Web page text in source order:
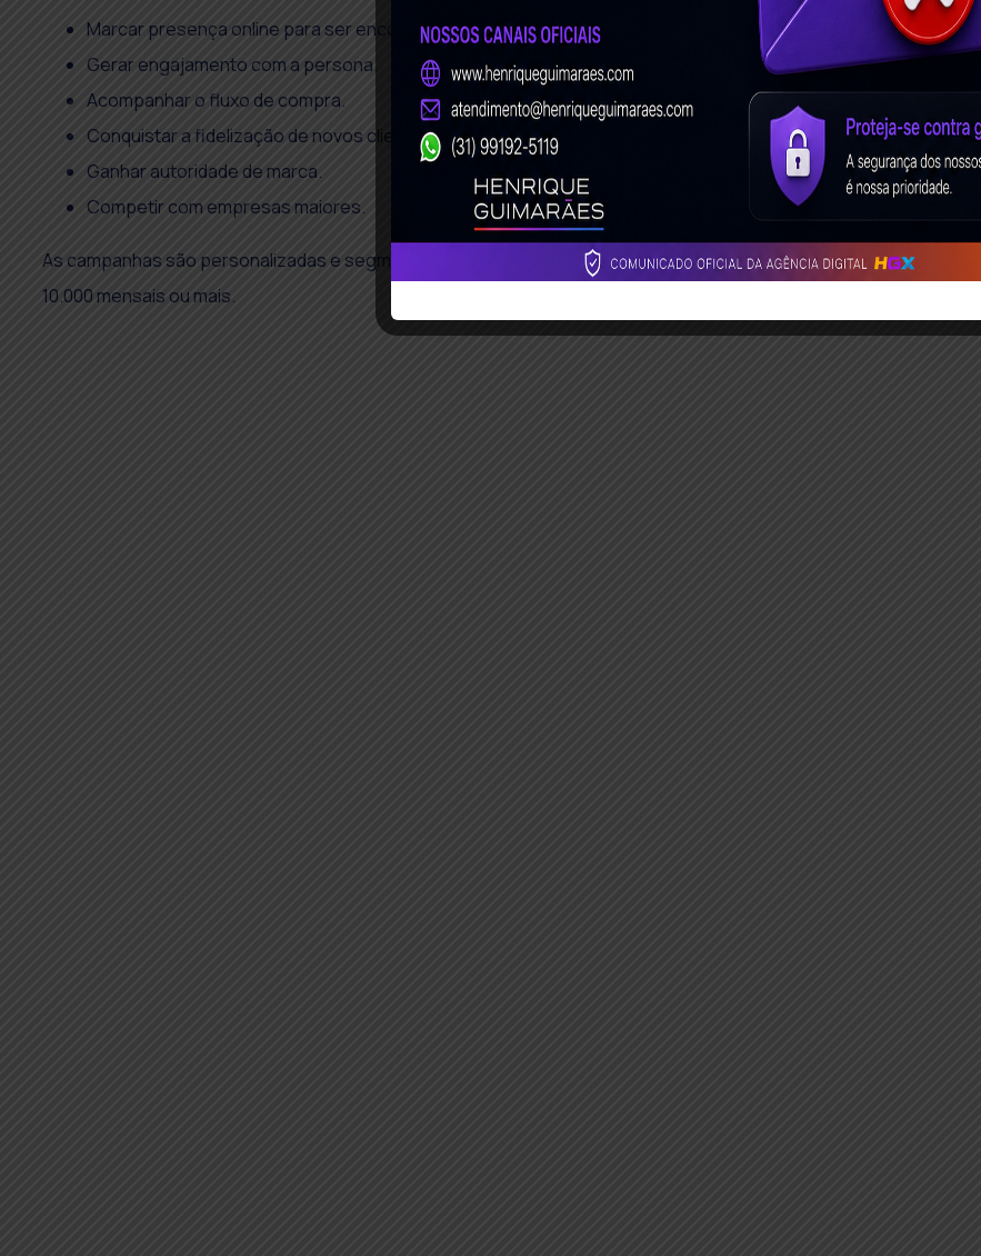
Marcar presença online para ser encontrado nos principais buscadores.
Gerar engajamento com a persona.
Acompanhar o fluxo de compra.
Conquistar a fidelização de novos clientes.
Ganhar autoridade de marca.
Competir com empresas maiores.
As campanhas são personalizadas e segmentadas e custam a partir de R$ 399,00 mensal e ultrapassam os R$
10.000 mensais ou mais.